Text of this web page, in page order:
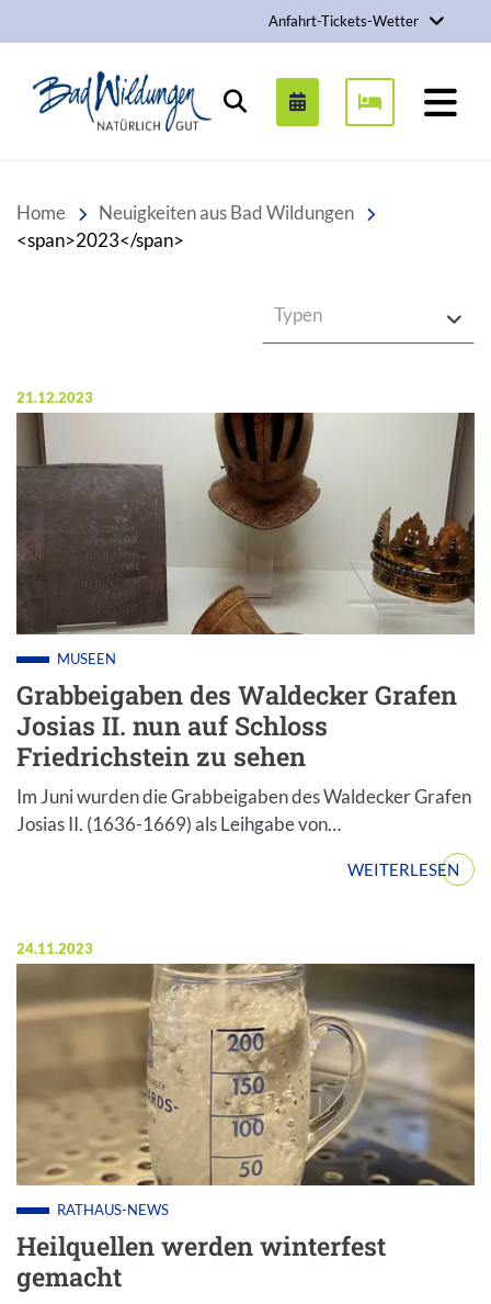
Anfahrt-Tickets-Wetter
Stadt Bad Wildungen
Suchen
Home
Neuigkeiten aus Bad Wildungen
<span>2023</span>
Typen
Veröffentlicht am:
21.12.2023
Grabbeigaben des Waldecker Grafen
Josias II. nun auf Schloss
Friedrichstein zu sehen
MUSEEN
Im Juni wurden die Grabbeigaben des Waldecker Grafen
Josias II. (1636-1669) als Leihgabe von…
WEITERLESEN
Veröffentlicht am:
24.11.2023
Heilquellen werden winterfest
gemacht
RATHAUS-NEWS